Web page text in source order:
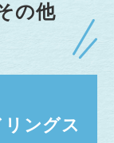
の他
ングス